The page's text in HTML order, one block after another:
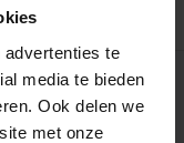
te
media te bieden
Ook delen we
met onze